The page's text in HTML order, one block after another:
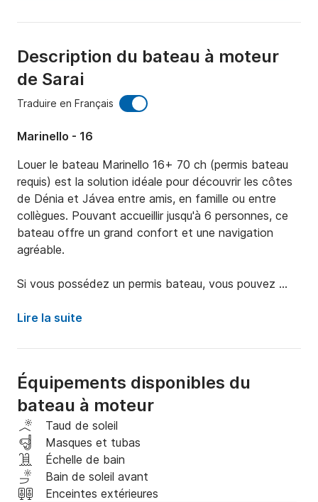
Description du bateau à moteur
de Sarai
Traduire en Français
Marinello - 16
Louer le bateau Marinello 16+ 70 ch (permis bateau
requis) est la solution idéale pour découvrir les côtes
de Dénia et Jávea entre amis, en famille ou entre
collègues. Pouvant accueillir jusqu'à 6 personnes, ce
bateau offre un grand confort et une navigation
agréable.
Si vous possédez un permis bateau, vous pouvez
bateau avec un skipper qui vous emmènera sur les
plus beaux itinéraires pour une excursion inoubliable.
Vues magnifiques sur Dénia et Jávea, baignade dans
des eaux cristallines et une sortie en mer
exceptionnelle vous attendent. Les bouées tractées,
les planches et les skis nautiques ne sont pas
autorisés à bord.
-------------------------
Lire la suite
Équipements disponibles du
bateau à moteur
Taud de soleil
Masques et tubas
Échelle de bain
Bain de soleil avant
Enceintes extérieures